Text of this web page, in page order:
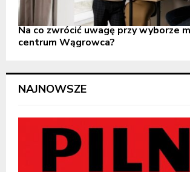
Na co zwrócić uwagę przy wyborze
centrum Wągrowca?
NAJNOWSZE